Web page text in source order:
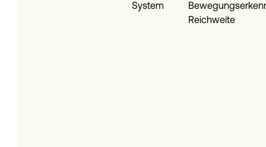
System
Reichweite